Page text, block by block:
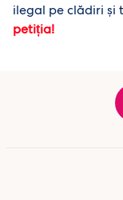
ilegal pe clădiri și
petiția!